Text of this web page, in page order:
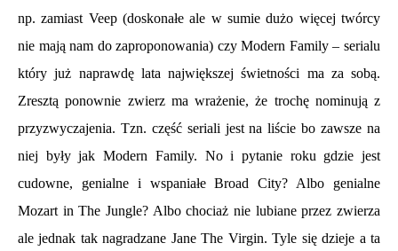
np. zamiast Veep (doskonałe ale w sumie dużo więcej twórcy
nie mają nam do zaproponowania) czy Modern Family – serialu
który już naprawdę lata największej świetności ma za sobą.
Zresztą ponownie zwierz ma wrażenie, że trochę nominują z
przyzwyczajenia. Tzn. część seriali jest na liście bo zawsze na
niej były jak Modern Family. No i pytanie roku gdzie jest
cudowne, genialne i wspaniałe Broad City? Albo genialne
Mozart in The Jungle? Albo chociaż nie lubiane przez zwierza
ale jednak tak nagradzane Jane The Virgin. Tyle się dzieje a ta